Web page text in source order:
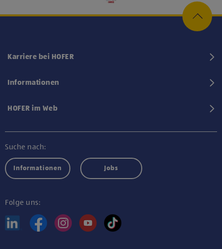
Karriere bei HOFER
Informationen
HOFER im Web
Suche nach:
Informationen Jobs
Folge uns: